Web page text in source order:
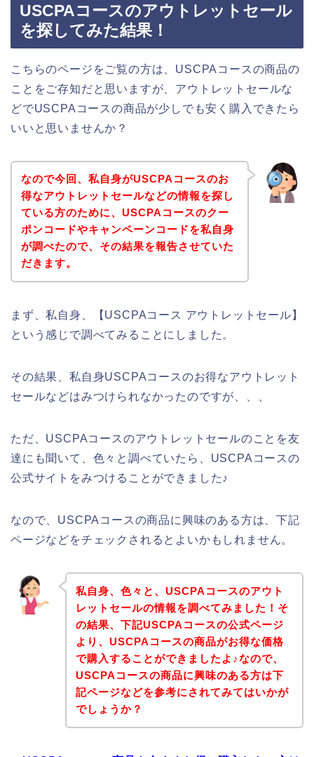
USCPAコースのアウトレットセール
を探してみた結果！
こちらのページをご覧の方は、USCPAコースの商品の
ことをご存知だと思いますが、アウトレットセールな
どでUSCPAコースの商品が少しでも安く購入できたら
いいと思いませんか？
なので今回、私自身がUSCPAコースのお
得なアウトレットセールなどの情報を探し
ている方のために、USCPAコースのクー
ポンコードやキャンペーンコードを私自身
が調べたので、その結果を報告させていた
だきます。
まず、私自身、【USCPAコース アウトレットセール】
という感じで調べてみることにしました。
その結果、私自身USCPAコースのお得なアウトレット
セールなどはみつけられなかったのですが、、、
ただ、USCPAコースのアウトレットセールのことを友
達にも聞いて、色々と調べていたら、USCPAコースの
公式サイトをみつけることができました♪
なので、USCPAコースの商品に興味のある方は、下記
ページなどをチェックされるとよいかもしれません。
私自身、色々と、USCPAコースのアウト
レットセールの情報を調べてみました！そ
の結果、下記USCPAコースの公式ページ
より、USCPAコースの商品がお得な価格
で購入することができましたよ♪なので、
USCPAコースの商品に興味のある方は下
記ページなどを参考にされてみてはいかが
でしょうか？